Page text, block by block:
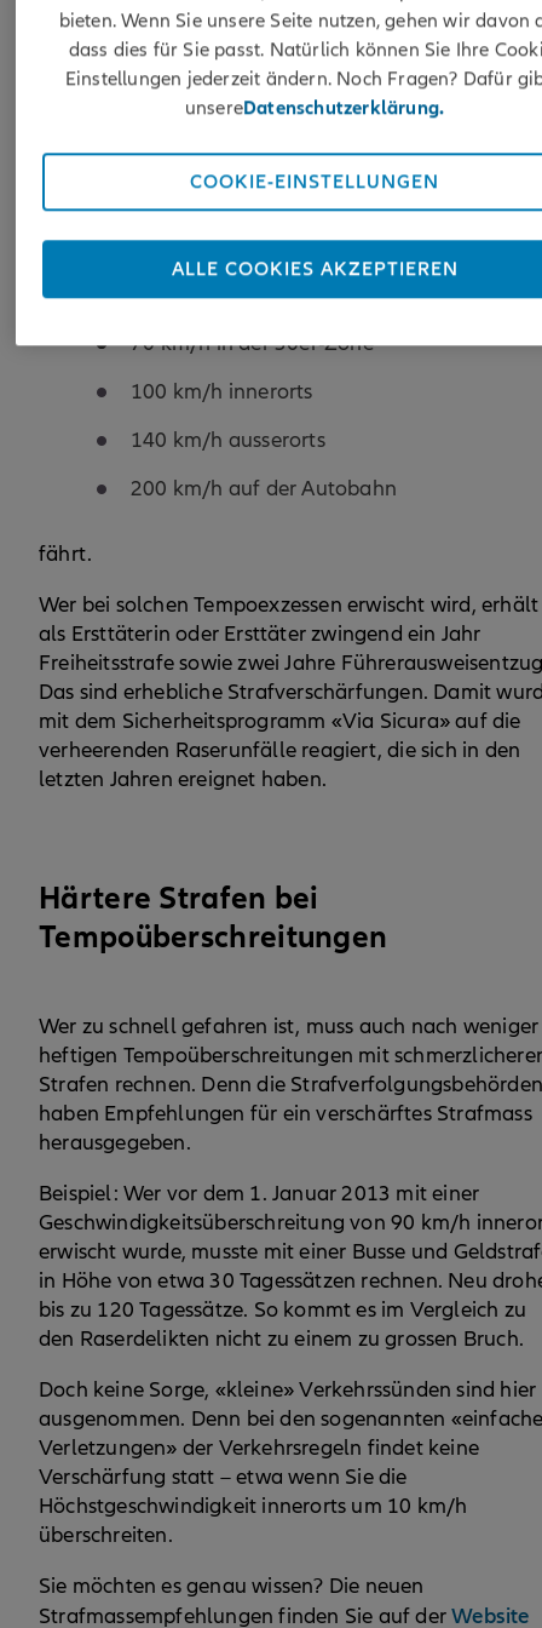
die Strafen bei Tempoüberschreitungen genau?
Führerausweisentzug?
Als Raserin oder Raser gilt, wer mit einer
Geschwindigkeit von mindestens
70 km/h in der 30er-Zone
100 km/h innerorts
140 km/h ausserorts
200 km/h auf der Autobahn
fährt.
Wer bei solchen Tempoexzessen erwischt wird, erhält
als Ersttäterin oder Ersttäter zwingend ein Jahr
Freiheitsstrafe sowie zwei Jahre
Das sind erhebliche Strafverschärfungen. Damit
mit dem Sicherheitsprogramm «Via Sicura» auf die
verheerenden Raserunfälle reagiert, die sich in den
letzten Jahren ereignet haben.
Härtere Strafen bei
Tempoüberschreitungen
Wer zu schnell gefahren ist, muss auch nach weniger
heftigen Tempoüberschreitungen mit
Strafen rechnen. Denn die
haben Empfehlungen für ein verschärftes Strafmass
herausgegeben.
Beispiel: Wer vor dem 1. Januar 2013 mit einer
Geschwindigkeitsüberschreitung von 90 km/h
erwischt wurde, musste mit einer Busse und
in Höhe von etwa 30 Tagessätzen rechnen. Neu
bis zu 120 Tagessätze. So kommt es im Vergleich zu
den Raserdelikten nicht zu einem zu grossen Bruch.
Doch keine Sorge, «kleine» Verkehrssünden sind hier
ausgenommen. Denn bei den sogenannten
Verletzungen» der Verkehrsregeln findet keine
Verschärfung statt – etwa wenn Sie die
Höchstgeschwindigkeit innerorts um 10 km/h
überschreiten.
Sie möchten es genau wissen? Die neuen
Strafmassempfehlungen finden Sie auf derWebsite
bieten. Wenn Sie unsere Seite nutzen, gehen wir davon
dass dies für Sie passt. Natürlich können Sie Ihre
Einstellungen jederzeit ändern. Noch Fragen? Dafür
unsereDatenschutzerklärung.
COOKIE-EINSTELLUNGEN
ALLE COOKIES AKZEPTIEREN